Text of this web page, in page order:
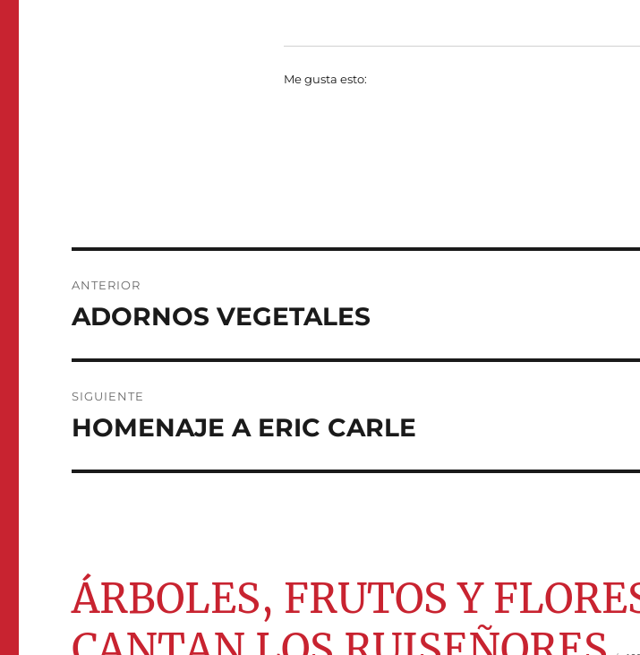
Me gusta esto:
de
ANTERIOR
Entrada
ADORNOS VEGETALES
SIGUIENTE
Entrada
HOMENAJE A ERIC CARLE
ÁRBOLES, FRUTOS Y